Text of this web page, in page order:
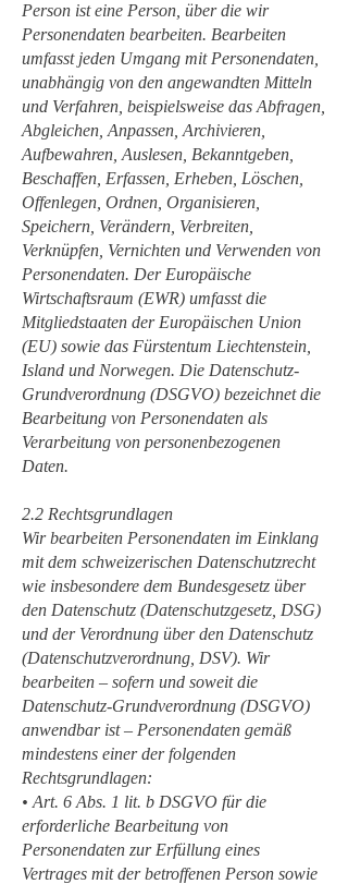
Person ist eine Person, über die wir
Personendaten bearbeiten. Bearbeiten
umfasst jeden Umgang mit Personendaten,
unabhängig von den angewandten Mitteln
und Verfahren, beispielsweise das Abfragen,
Abgleichen, Anpassen, Archivieren,
Aufbewahren, Auslesen, Bekanntgeben,
Beschaffen, Erfassen, Erheben, Löschen,
Offenlegen, Ordnen, Organisieren,
Speichern, Verändern, Verbreiten,
Verknüpfen, Vernichten und Verwenden von
Personendaten. Der Europäische
Wirtschaftsraum (EWR) umfasst die
Mitgliedstaaten der Europäischen Union
(EU) sowie das Fürstentum Liechtenstein,
Island und Norwegen. Die Datenschutz-
Grundverordnung (DSGVO) bezeichnet die
Bearbeitung von Personendaten als
Verarbeitung von personenbezogenen
Daten.
2.2 Rechtsgrundlagen
Wir bearbeiten Personendaten im Einklang
mit dem schweizerischen Datenschutzrecht
wie insbesondere dem Bundesgesetz über
den Datenschutz (Datenschutzgesetz, DSG)
und der Verordnung über den Datenschutz
(Datenschutzverordnung, DSV). Wir
bearbeiten – sofern und soweit die
Datenschutz-Grundverordnung (DSGVO)
anwendbar ist – Personendaten gemäß
mindestens einer der folgenden
Rechtsgrundlagen:
• Art. 6 Abs. 1 lit. b DSGVO für die
erforderliche Bearbeitung von
Personendaten zur Erfüllung eines
Vertrages mit der betroffenen Person sowie